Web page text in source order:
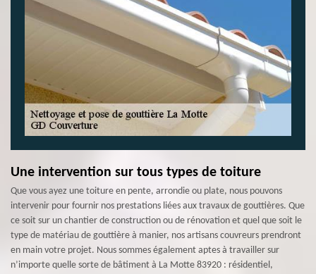
Une intervention sur tous types de toiture
Que vous ayez une toiture en pente, arrondie ou plate, nous pouvons
intervenir pour fournir nos prestations liées aux travaux de gouttières. Que
ce soit sur un chantier de construction ou de rénovation et quel que soit le
type de matériau de gouttière à manier, nos artisans couvreurs prendront
en main votre projet. Nous sommes également aptes à travailler sur
n’importe quelle sorte de bâtiment à La Motte 83920 : résidentiel,